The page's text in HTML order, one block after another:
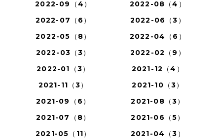
2022-09（4）
2022-08（4）
2022-07（6）
2022-06（3）
2022-05（8）
2022-04（6）
2022-03（3）
2022-02（9）
2022-01（3）
2021-12（4）
2021-11（3）
2021-10（3）
2021-09（6）
2021-08（3）
2021-07（8）
2021-06（5）
2021-05（11）
2021-04（3）